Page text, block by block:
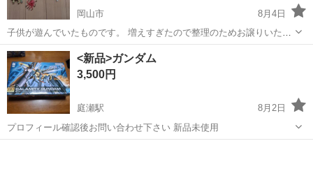
岡山市
8月4日
子供が遊んでいたものです。 増えすぎたので整理のためお譲りいたし
ます。 Safari、EIKOHのフィギュア含めて22体あります。 現実渡しに
ご理解の上でお問い合わせいただけますと幸いです。
岡山 岡山市 模型、プラモデル
<新品>ガンダム
3,500円
庭瀬駅
8月2日
プロフィール確認後お問い合わせ下さい 新品未使用